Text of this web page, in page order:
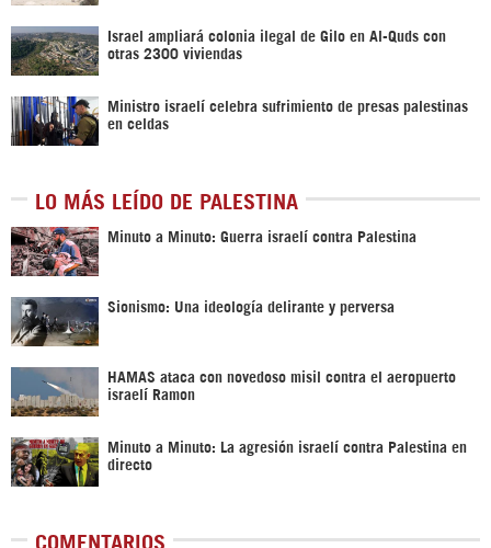
Israel ampliará colonia ilegal de Gilo en Al-Quds con
otras 2300 viviendas
Ministro israelí celebra sufrimiento de presas palestinas
en celdas
LO MÁS LEÍDO DE PALESTINA
Minuto a Minuto: Guerra israelí contra Palestina
Sionismo: Una ideología delirante y perversa
HAMAS ataca con novedoso misil contra el aeropuerto
israelí Ramon
Minuto a Minuto: La agresión israelí contra Palestina en
directo
COMENTARIOS